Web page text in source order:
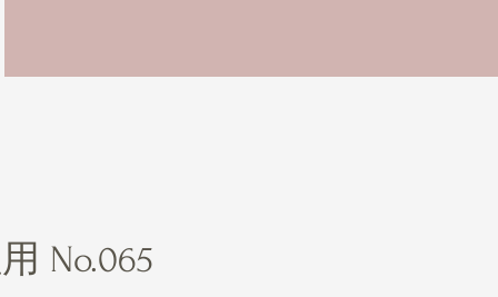
No.065